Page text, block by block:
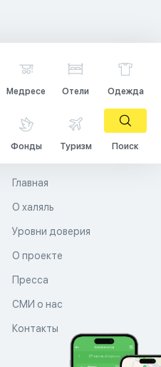
Медресе Отели Одежда
Фонды Туризм Поиск
Главная
О халяль
Уровни доверия
О проекте
Пресса
СМИ о нас
Контакты